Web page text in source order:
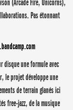
(Arcade Fire, Unicorns),
Pas étonnant
disque une formule avec
le projet développe une
de terrain glanés ici
free-jazz, de la musique